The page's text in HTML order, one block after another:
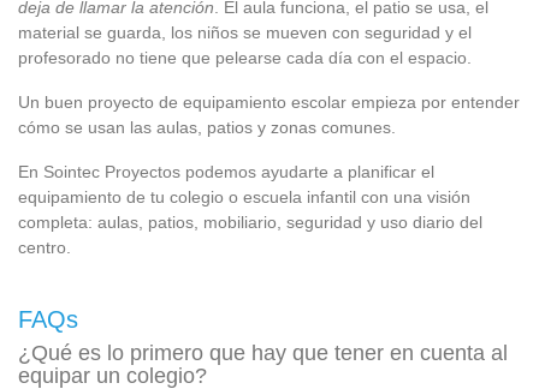
deja de llamar la atención . El aula funciona, el patio se usa, el
material se guarda, los niños se mueven con seguridad y el
profesorado no tiene que pelearse cada día con el espacio.
Un buen proyecto de equipamiento escolar empieza por entender
cómo se usan las aulas, patios y zonas comunes.
En Sointec Proyectos podemos ayudarte a planificar el
equipamiento de tu colegio o escuela infantil con una visión
completa: aulas, patios, mobiliario, seguridad y uso diario del
centro.
FAQs
¿Qué es lo primero que hay que tener en cuenta al
equipar un colegio?